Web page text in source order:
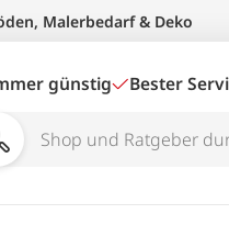
Malerbedarf & Deko
günstig Bester